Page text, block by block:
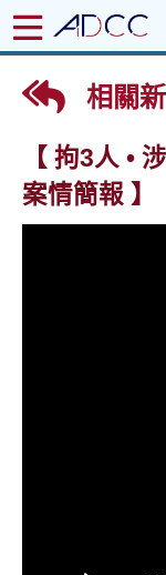
相關
【 拘3人 •
案情簡報 】